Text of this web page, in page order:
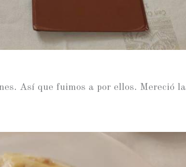
Así que fuimos a por ellos. Mereció la